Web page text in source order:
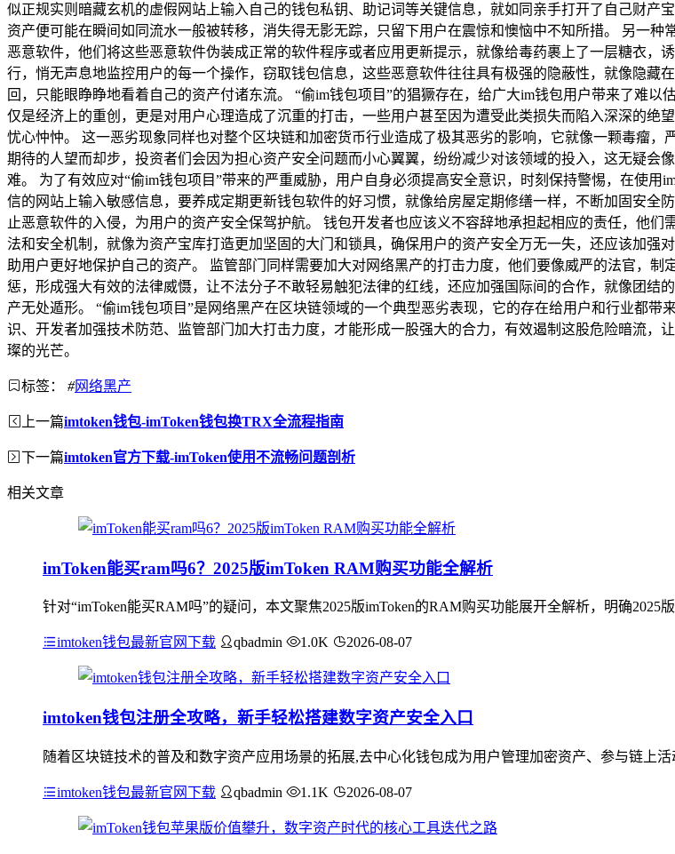
似正规实则暗藏玄机的虚假网站上输入自己的钱包私钥、助记词等关键信息，就如同亲手打开了自己财
资产便可能在瞬间如同流水一般被转移，消失得无影无踪，只留下用户在震惊和懊恼中不知所措。 另一
恶意软件，他们将这些恶意软件伪装成正常的软件程序或者应用更新提示，就像给毒药裹上了一层糖衣
行，悄无声息地监控用户的每一个操作，窃取钱包信息，这些恶意软件往往具有极强的隐蔽性，就像隐
回，只能眼睁睁地看着自己的资产付诸东流。 “偷im钱包项目”的猖獗存在，给广大im钱包用户带来了难
仅是经济上的重创，更是对用户心理造成了沉重的打击，一些用户甚至因为遭受此类损失而陷入深深的
忧心忡忡。 这一恶劣现象同样也对整个区块链和加密货币行业造成了极其恶劣的影响，它就像一颗毒瘤
期待的人望而却步，投资者们会因为担心资产安全问题而小心翼翼，纷纷减少对该领域的投入，这无疑
难。 为了有效应对“偷im钱包项目”带来的严重威胁，用户自身必须提高安全意识，时刻保持警惕，在使
信的网站上输入敏感信息，要养成定期更新钱包软件的好习惯，就像给房屋定期修缮一样，不断加固安
止恶意软件的入侵，为用户的资产安全保驾护航。 钱包开发者也应该义不容辞地承担起相应的责任，他
法和安全机制，就像为资产宝库打造更加坚固的大门和锁具，确保用户的资产安全万无一失，还应该加
助用户更好地保护自己的资产。 监管部门同样需要加大对网络黑产的打击力度，他们要像威严的法官，
惩，形成强大有效的法律威慑，让不法分子不敢轻易触犯法律的红线，还应加强国际间的合作，就像团
产无处遁形。 “偷im钱包项目”是网络黑产在区块链领域的一个典型恶劣表现，它的存在给用户和行业都
识、开发者加强技术防范、监管部门加大打击力度，才能形成一股强大的合力，有效遏制这股危险暗流
璨的光芒。
标签： #网络黑产
上一篇imtoken钱包-imToken钱包换TRX全流程指南
下一篇imtoken官方下载-imToken使用不流畅问题剖析
相关文章
imToken能买ram吗6？2025版imToken RAM购买功能全解析
针对“imToken能买RAM吗”的疑问，本文聚焦2025版imToken的RAM购买功能展开全解析，明确2025
imtoken钱包最新官网下载 qbadmin 1.0K 2026-08-07
imtoken钱包注册全攻略，新手轻松搭建数字资产安全入口
随着区块链技术的普及和数字资产应用场景的拓展,去中心化钱包成为用户管理加密资产、参与链上
imtoken钱包最新官网下载 qbadmin 1.1K 2026-08-07